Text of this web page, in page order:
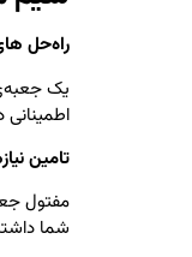
راه‌حل
یک
تامین
مفتول
شما